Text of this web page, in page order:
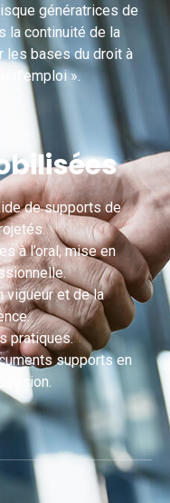
génératrices de
la continuité de la
les bases du droit à
d’emploi ».
de supports de
à l’oral, mise en
vigueur et de la
pratiques.
supports en